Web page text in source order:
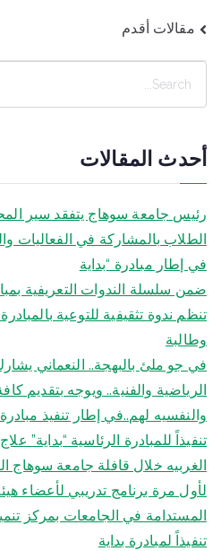
تصفّح
مقالات أقدم
ث
أحدث المقالات
رئيس جامعة سوهاج يتفقد سير
الطلاب بالمشاركة في الفعاليات
في إطار مبادرة “بداية
ضمن سلسلة الندوات التعريفية
وطالبة
في جو ملئ بالبهجة.. النعماني يشارك
الرياضية والفنية.. ويوجه بتقديم
والنفسيه لهم..في إطار تنفيذ مبادرة
الغربيه خلال قافلة جامعة سوهاج
لأول مرة برنامج تدريبي لأعضاء
المستدامة في الجامعات بمركز
تنفيذاً لمبادرة بداية